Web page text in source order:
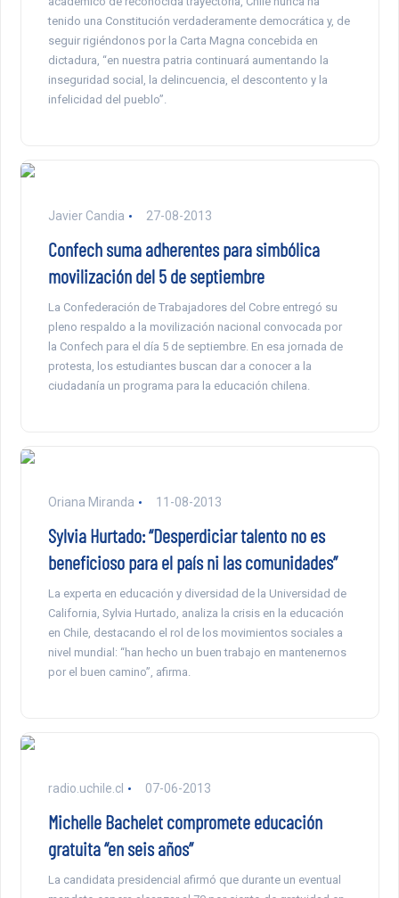
tenido una Constitución verdaderamente democrática y, de
seguir rigiéndonos por la Carta Magna concebida en
dictadura, “en nuestra patria continuará aumentando la
inseguridad social, la delincuencia, el descontento y la
infelicidad del pueblo”.
Javier Candia 27-08-2013
Confech suma adherentes para simbólica
movilización del 5 de septiembre
La Confederación de Trabajadores del Cobre entregó su
pleno respaldo a la movilización nacional convocada por
la Confech para el día 5 de septiembre. En esa jornada de
protesta, los estudiantes buscan dar a conocer a la
ciudadanía un programa para la educación chilena.
Oriana Miranda 11-08-2013
Sylvia Hurtado: “Desperdiciar talento no es
beneficioso para el país ni las comunidades”
La experta en educación y diversidad de la Universidad de
California, Sylvia Hurtado, analiza la crisis en la educación
en Chile, destacando el rol de los movimientos sociales a
nivel mundial: “han hecho un buen trabajo en mantenernos
por el buen camino”, afirma.
radio.uchile.cl 07-06-2013
Michelle Bachelet compromete educación
gratuita “en seis años”
La candidata presidencial afirmó que durante un eventual